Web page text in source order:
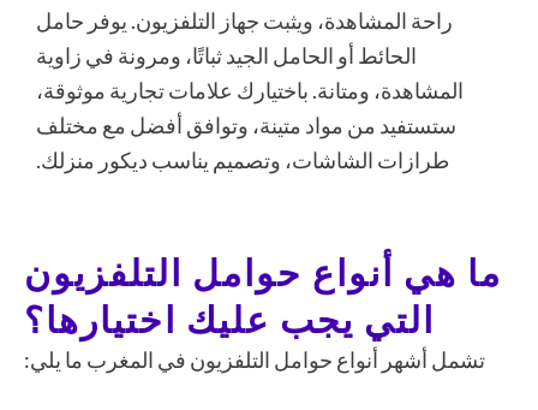
راحة المشاهدة، ويثبت جهاز التلفزيون. يوفر حامل
الحائط أو الحامل الجيد ثباتًا، ومرونة في زاوية
المشاهدة، ومتانة. باختيارك علامات تجارية موثوقة،
ستستفيد من مواد متينة، وتوافق أفضل مع مختلف
طرازات الشاشات، وتصميم يناسب ديكور منزلك.
ما هي أنواع حوامل التلفزيون
التي يجب عليك اختيارها؟
تشمل أشهر أنواع حوامل التلفزيون في المغرب ما يلي: